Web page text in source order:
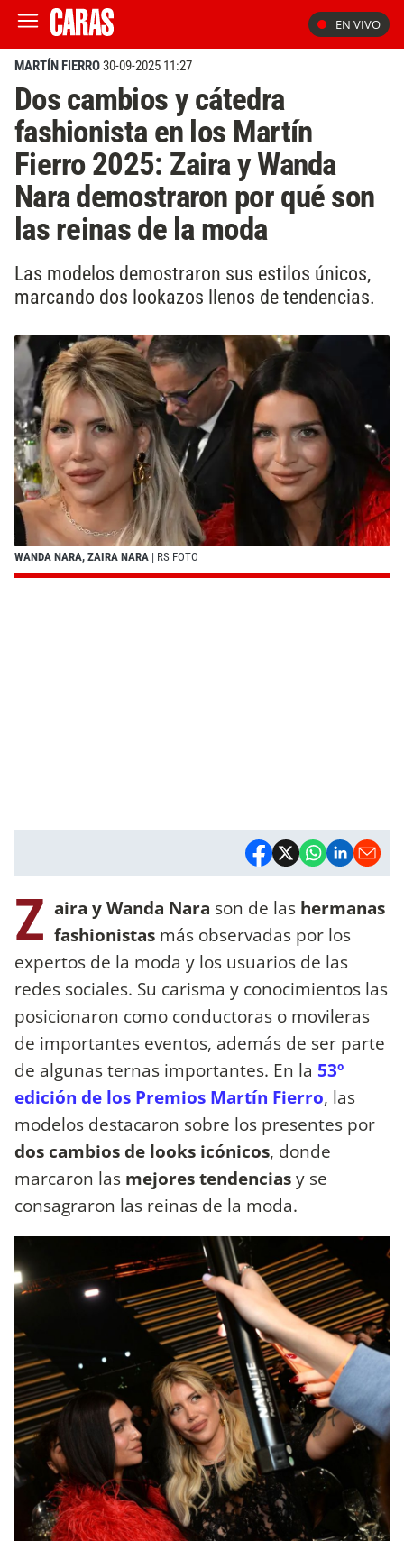
EN VIVO
MARTÍN FIERRO30-09-2025 11:27
Dos cambios y cátedra
fashionista en los Martín
Fierro 2025: Zaira y Wanda
Nara demostraron por qué son
las reinas de la moda
Las modelos demostraron sus estilos únicos,
marcando dos lookazos llenos de tendencias.
WANDA NARA, ZAIRA NARA | RS FOTO
Z aira y Wanda Nara son de las hermanas
fashionistas más observadas por los
expertos de la moda y los usuarios de las
redes sociales. Su carisma y conocimientos las
posicionaron como conductoras o movileras
de importantes eventos, además de ser parte
de algunas ternas importantes. En la 53º
edición de los Premios Martín Fierro, las
modelos destacaron sobre los presentes por
dos cambios de looks icónicos, donde
marcaron las mejores tendenciasy se
consagraron las reinas de la moda.